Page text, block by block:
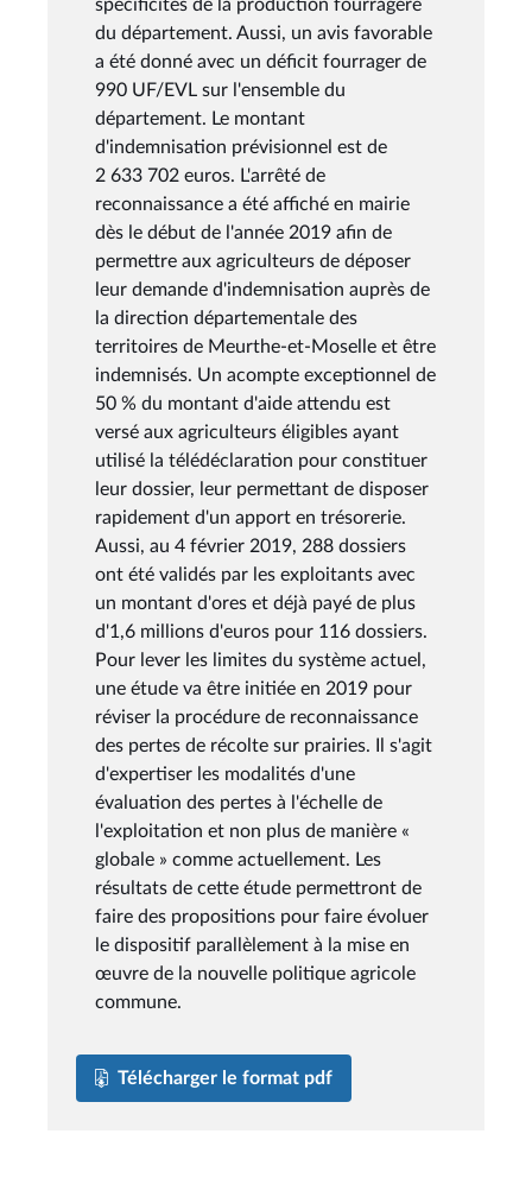
spécificités de la production fourragère
du département. Aussi, un avis favorable
a été donné avec un déficit fourrager de
990 UF/EVL sur l'ensemble du
département. Le montant
d'indemnisation prévisionnel est de
2 633 702 euros. L'arrêté de
reconnaissance a été affiché en mairie
dès le début de l'année 2019 afin de
permettre aux agriculteurs de déposer
leur demande d'indemnisation auprès de
la direction départementale des
territoires de Meurthe-et-Moselle et être
indemnisés. Un acompte exceptionnel de
50 % du montant d'aide attendu est
versé aux agriculteurs éligibles ayant
utilisé la télédéclaration pour constituer
leur dossier, leur permettant de disposer
rapidement d'un apport en trésorerie.
Aussi, au 4 février 2019, 288 dossiers
ont été validés par les exploitants avec
un montant d'ores et déjà payé de plus
d'1,6 millions d'euros pour 116 dossiers.
Pour lever les limites du système actuel,
une étude va être initiée en 2019 pour
réviser la procédure de reconnaissance
des pertes de récolte sur prairies. Il s'agit
d'expertiser les modalités d'une
évaluation des pertes à l'échelle de
l'exploitation et non plus de manière «
globale » comme actuellement. Les
résultats de cette étude permettront de
faire des propositions pour faire évoluer
le dispositif parallèlement à la mise en
œuvre de la nouvelle politique agricole
commune.
Télécharger le format pdf